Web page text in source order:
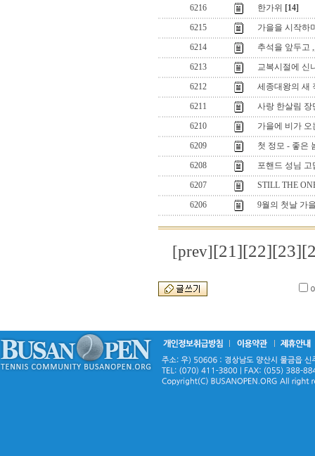
6216
한가위 [14]
6215
가을을 시작하
6214
추석을 앞두고
6213
교복시절에 신
6212
세종대왕의 새
6211
사랑 한살림
6210
가을에 비가 오
6209
첫 정모 - 좋은
6208
포핸드 성님 고
6207
STILL THE
6206
9월의 첫날 가
[prev][21][22][23]